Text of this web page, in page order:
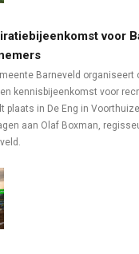
voor
Barneveld organiseert
kennisbijeenkomst voor
plaats in De Eng in
aan Olaf Boxman,